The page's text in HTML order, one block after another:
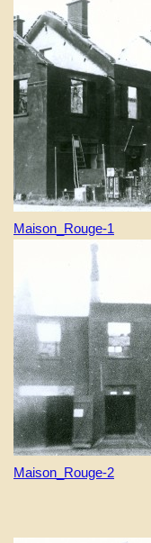
Maison_Rouge-1
Maison_Rouge-2